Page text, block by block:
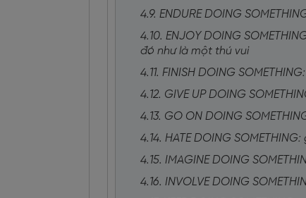
4.9. ENDURE DOING
4.10. ENJOY DOING
đó như là một thú vui
4.11. FINISH DOING
4.12. GIVE UP DOING
4.13. GO ON DOING
4.14. HATE DOING
4.15. IMAGINE DOING
4.16. INVOLVE DOING